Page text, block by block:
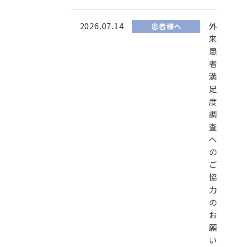
2026.07.14 患者様へ
外
来
患
者
満
足
度
調
査
へ
の
ご
協
力
の
お
願
い